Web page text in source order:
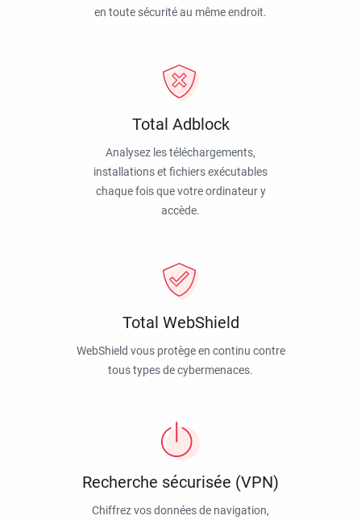
en toute sécurité au même endroit.
Total Adblock
Analysez les téléchargements,
installations et fichiers exécutables
chaque fois que votre ordinateur y
accède.
Total WebShield
WebShield vous protège en continu contre
tous types de cybermenaces.
Recherche sécurisée (VPN)
Chiffrez vos données de navigation,